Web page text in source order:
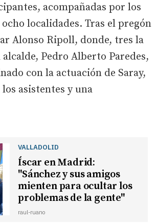
acompañadas por los
localidades. Tras el pregón
Alonso Ripoll, donde, tres la
Pedro Alberto Paredes,
con la actuación de Saray,
asistentes y una
VALLADOLID
Íscar en Madrid:
"Sánchez y sus amigos
mienten para ocultar los
problemas de la gente"
raul-ruano